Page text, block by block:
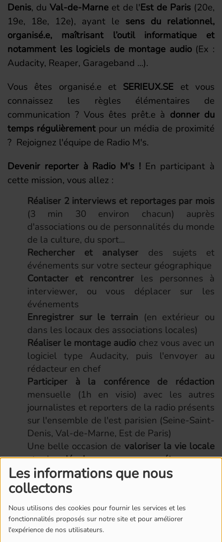
Les informations que nous
collectons
Nous utilisons des cookies pour fournir les services et les
fonctionnalités proposés sur notre site et pour améliorer
l'expérience de nos utilisateurs.
Denis, du Val-de-Marneet de l'Est de Paris (20e,
19e, 18e, 12e), ayant le sens du relationnel,
organisé.e, maîtrisant l’outil informatique et
notamment les logiciels de montage audio(Ex :
Audacity, Reaper, Garageband ...).
Vous êtes organisé.e et SERIEUX.SE et vous
connaissez les règles élémentaires de
communication ? Vous êtes prêt.e à donner du
temps régulièrement pour un média de proximité
? Rejoignez l'équipe de Radio M's.
Devenir reporter à Radio M's ! En participant à
cette mission, vous allez :
Réaliser 2 interviews et reportages par mois
(3 min 30 environ chacun) auprès
d'associations ou de personnalités du monde
de la culture, du sport...
Rechercher et analyser des sujets et
événements sur votre secteur géographique
Contacter et rencontrer les personnes à
interviewer, ou vous déplacer sur les
événements
Enregistrer sur le terrain (en extérieur ou
dans les locaux des associations locales)
Réaliser le montage audio chez vous avec un
logiciel type Audacity, puis l'envoyer au
rédacteur en chef
Participer à la conférence de rédaction
mensuelle (1h en visio) avec les autres
journalistes et reporters de la radio présents
sur l'ensemble de l'est parisien (Seine-Saint-
Denis, Val-de-Marne, Est de Paris)
Une belle occasion de valoriser la vie locale
et dedévelopper vos compétences en
journalisme radio!
Pour nous contacter, allez sur la page
Contact